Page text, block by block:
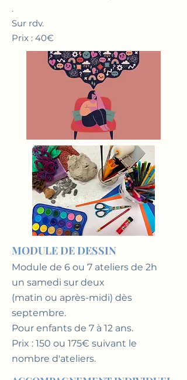
.
Sur rdv.
Prix : 40€
MODULE DE DESSIN
Module de 6 ou 7 ateliers de 2h
un samedi sur deux
(matin ou après-midi) dès
septembre.
Pour enfants de 7 à 12 ans.
Prix : 150 ou 175€ suivant le
nombre d'ateliers.